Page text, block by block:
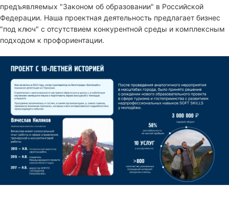
предъявляемых "Законом об образовании" в Российской
Федерации. Наша проектная деятельность предлагает бизнес
"под ключ" с отсутствием конкурентной среды и комплексным
подходом к профориентации.